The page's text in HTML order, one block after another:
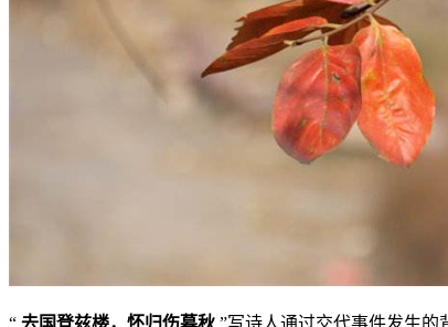
“ 去国登兹楼，怀归伤暮秋 ”写诗人通过交代事件发生